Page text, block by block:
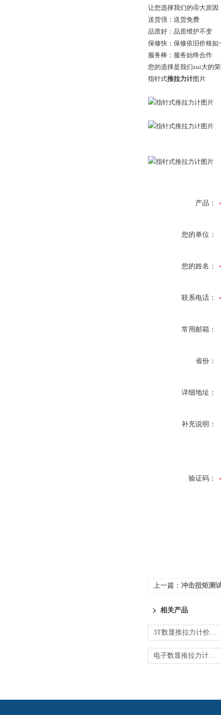
让您选择我们的④大原因
送货强：送货免费
品质好：品质维护不变
保修快：保修依旧价格
服务棒：服务始终合作
您的选择是我们zui大的
指针式推拉力计图片
产品：
您的单位：
您的姓名：
联系电话：
常用邮箱：
省份：
详细地址：
补充说明：
验证码：
上一篇： 冲击扭矩测
相关产品
3T数显推拉力计价格 0.3级多功能数显测力仪
电子数显推拉力计_电子式数显测力计价格